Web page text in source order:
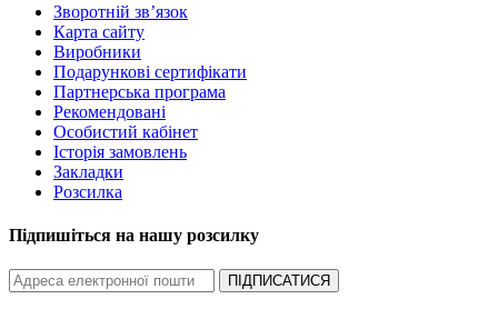
Зворотній зв’язок
Карта сайту
Виробники
Подарункові сертифікати
Партнерська програма
Рекомендовані
Особистий кабінет
Історія замовлень
Закладки
Розсилка
Підпишіться на нашу розсилку
ПІДПИСАТИСЯ